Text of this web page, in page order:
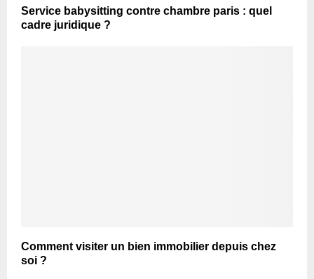
Service babysitting contre chambre paris : quel
cadre juridique ?
Comment visiter un bien immobilier depuis chez
soi ?